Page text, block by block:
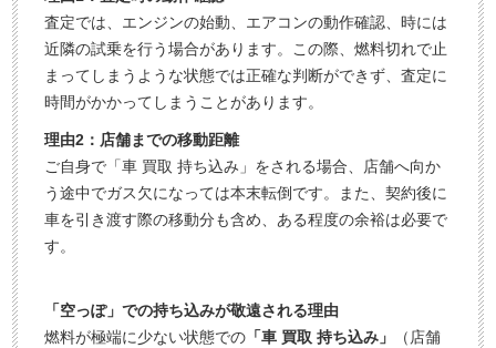
査定では、エンジンの始動、エアコンの動作確認、時には
近隣の試乗を行う場合があります。この際、燃料切れで止
まってしまうような状態では正確な判断ができず、査定に
時間がかかってしまうことがあります。
理由2：店舗までの移動距離
ご自身で「車 買取 持ち込み」をされる場合、店舗へ向か
う途中でガス欠になっては本末転倒です。また、契約後に
車を引き渡す際の移動分も含め、ある程度の余裕は必要で
す。
「空っぽ」での持ち込みが敬遠される理由
燃料が極端に少ない状態での 「車 買取 持ち込み」
（店舗